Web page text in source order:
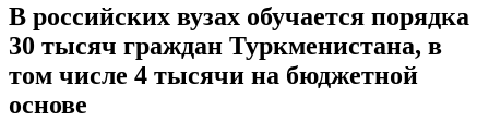
В российских вузах обучается порядка
30 тысяч граждан Туркменистана, в
том числе 4 тысячи на бюджетной
основе